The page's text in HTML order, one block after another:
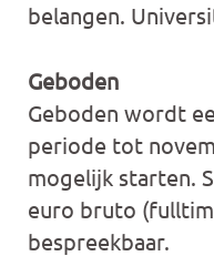
belangen.
Geboden
Geboden wordt
periode tot
mogelijk starten.
euro bruto
bespreekbaar.